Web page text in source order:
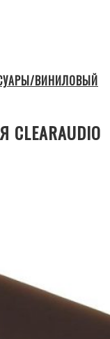
ВИНИЛОВЫЙ